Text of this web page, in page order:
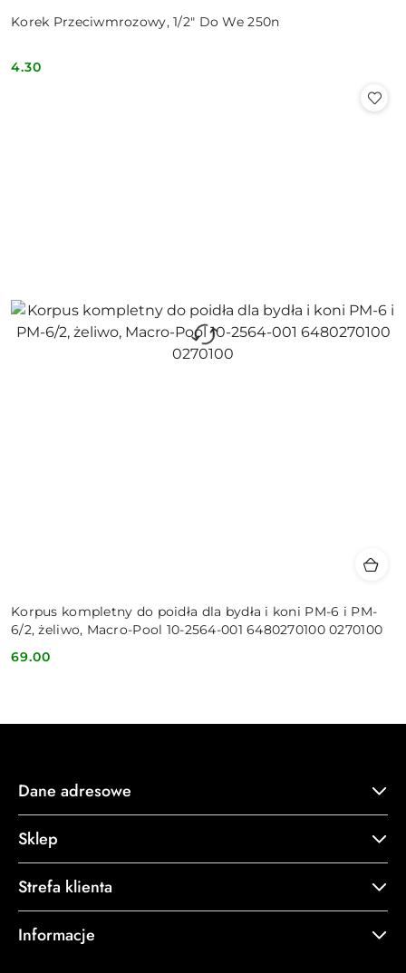
Korek Przeciwmrozowy, 1/2" Do We 250n
Cena:
4.30
Korpus kompletny do poidła dla bydła i koni PM-6 i PM-
6/2, żeliwo, Macro-Pool 10-2564-001 6480270100 0270100
Cena:
69.00
Dane adresowe
Sklep
Strefa klienta
Informacje